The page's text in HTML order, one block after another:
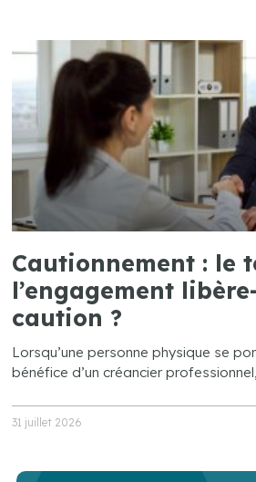
Cautionnement : le
l’engagement
caution ?
Lorsqu’une personne physique se
bénéfice d’un créancier
31 juillet 2026